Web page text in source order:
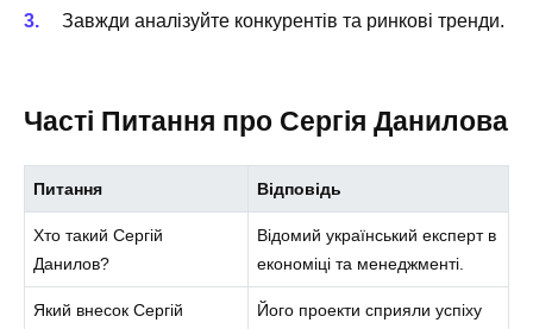
Завжди аналізуйте конкурентів та ринкові тренди.
Часті Питання про Сергія Данилова
Питання Відповідь
Хто такий Сергій
Данилов?
Відомий український експерт в
економіці та менеджменті.
Який внесок Сергій
Його проекти сприяли успіху